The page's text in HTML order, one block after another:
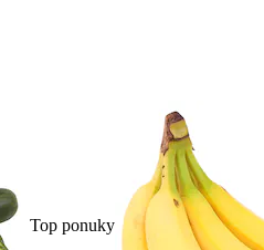
Top ponuky